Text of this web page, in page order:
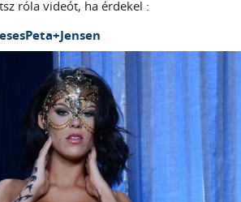
róla videót, ha érdekel :